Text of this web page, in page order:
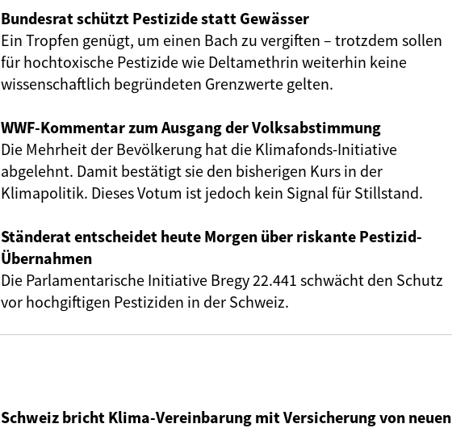
Bundesrat schützt Pestizide statt Gewässer
Ein Tropfen genügt, um einen Bach zu vergiften – trotzdem sollen
für hochtoxische Pestizide wie Deltamethrin weiterhin keine
wissenschaftlich begründeten Grenzwerte gelten.
WWF-Kommentar zum Ausgang der Volksabstimmung
Die Mehrheit der Bevölkerung hat die Klimafonds-Initiative
abgelehnt. Damit bestätigt sie den bisherigen Kurs in der
Klimapolitik. Dieses Votum ist jedoch kein Signal für Stillstand.
Ständerat entscheidet heute Morgen über riskante Pestizid-
Übernahmen
Die Parlamentarische Initiative Bregy 22.441 schwächt den Schutz
vor hochgiftigen Pestiziden in der Schweiz.
Schweiz bricht Klima-Vereinbarung mit Versicherung von neuen